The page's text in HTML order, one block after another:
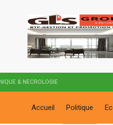
& NECROLOGIE
Accueil Politique